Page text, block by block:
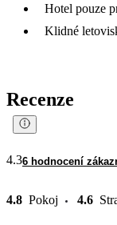
Hotel pouze
Klidné
Recenze
4.36 hodnocení
4.8 Pokoj 4.6